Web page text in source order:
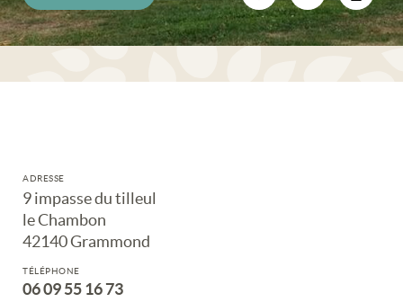
ADRESSE
9 impasse du tilleul
le Chambon
42140 Grammond
TÉLÉPHONE
06 09 55 16 73